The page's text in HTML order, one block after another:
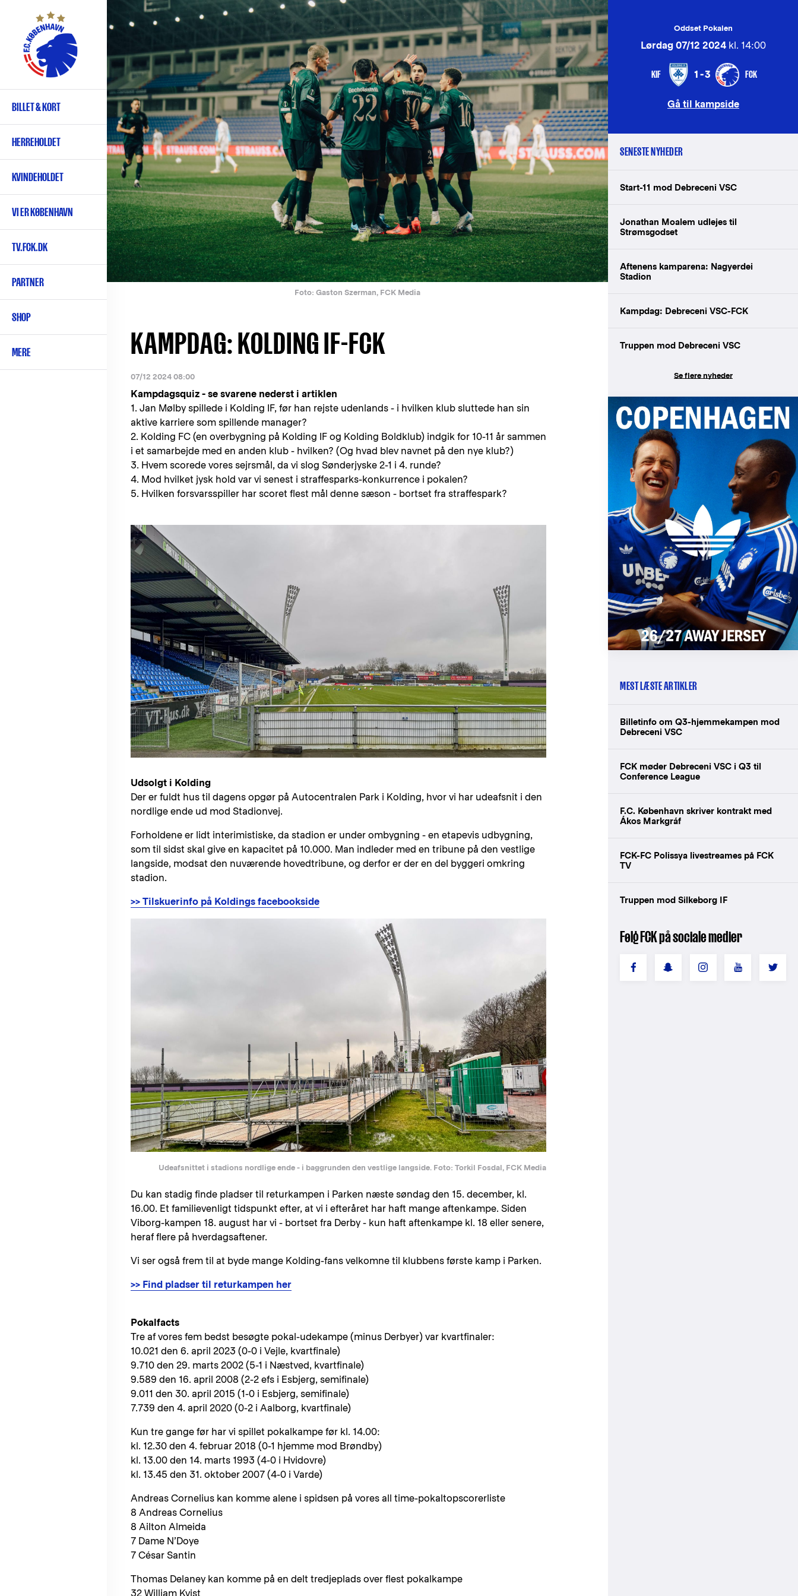
hovedindhold
Primær
navigation
BILLET & KORT
HERREHOLDET
KVINDEHOLDET
VI ER KØBENHAVN
TV.FCK.DK
PARTNER
SHOP
MERE
Foto: Gaston Szerman, FCK Media
KAMPDAG: KOLDING IF-FCK
07/12 2024 08:00
Kampdagsquiz - se svarene nederst i artiklen
1. Jan Mølby spillede i Kolding IF, før han rejste udenlands - i hvilken klub sluttede han sin
aktive karriere som spillende manager?
2. Kolding FC (en overbygning på Kolding IF og Kolding Boldklub) indgik for 10-11 år sammen
i et samarbejde med en anden klub - hvilken? (Og hvad blev navnet på den nye klub?)
3. Hvem scorede vores sejrsmål, da vi slog Sønderjyske 2-1 i 4. runde?
4. Mod hvilket jysk hold var vi senest i straffesparks-konkurrence i pokalen?
5. Hvilken forsvarsspiller har scoret flest mål denne sæson - bortset fra straffespark?
Udsolgt i Kolding
Der er fuldt hus til dagens opgør på Autocentralen Park i Kolding, hvor vi har udeafsnit i den
nordlige ende ud mod Stadionvej.
Forholdene er lidt interimistiske, da stadion er under ombygning - en etapevis udbygning,
som til sidst skal give en kapacitet på 10.000. Man indleder med en tribune på den vestlige
langside, modsat den nuværende hovedtribune, og derfor er der en del byggeri omkring
stadion.
>> Tilskuerinfo på Koldings facebookside
Udeafsnittet i stadions nordlige ende - i baggrunden den vestlige langside. Foto: Torkil Fosdal, FCK Media
Du kan stadig finde pladser til returkampen i Parken næste søndag den 15. december, kl.
16.00. Et familievenligt tidspunkt efter, at vi i efteråret har haft mange aftenkampe. Siden
Viborg-kampen 18. august har vi - bortset fra Derby - kun haft aftenkampe kl. 18 eller senere,
heraf flere på hverdagsaftener.
Vi ser også frem til at byde mange Kolding-fans velkomne til klubbens første kamp i Parken.
>> Find pladser til returkampen her
Pokalfacts
Tre af vores fem bedst besøgte pokal-udekampe (minus Derbyer) var kvartfinaler:
10.021 den 6. april 2023 (0-0 i Vejle, kvartfinale)
9.710 den 29. marts 2002 (5-1 i Næstved, kvartfinale)
9.589 den 16. april 2008 (2-2 efs i Esbjerg, semifinale)
9.011 den 30. april 2015 (1-0 i Esbjerg, semifinale)
7.739 den 4. april 2020 (0-2 i Aalborg, kvartfinale)
Kun tre gange før har vi spillet pokalkampe før kl. 14.00:
kl. 12.30 den 4. februar 2018 (0-1 hjemme mod Brøndby)
kl. 13.00 den 14. marts 1993 (4-0 i Hvidovre)
kl. 13.45 den 31. oktober 2007 (4-0 i Varde)
Andreas Cornelius kan komme alene i spidsen på vores all time-pokaltopscorerliste
8 Andreas Cornelius
8 Ailton Almeida
7 Dame N’Doye
7 César Santin
Thomas Delaney kan komme på en delt tredjeplads over flest pokalkampe
32 William Kvist
Oddset Pokalen
Lørdag 07/12 2024kl. 14:00
KIF 1-3 FCK
Gå til kampside
SENESTE NYHEDER
Start-11 mod Debreceni VSC
Jonathan Moalem udlejes til
Strømsgodset
Aftenens kamparena: Nagyerdei
Stadion
Kampdag: Debreceni VSC-FCK
Truppen mod Debreceni VSC
Se flere nyheder
MEST LÆSTE ARTIKLER
Billetinfo om Q3-hjemmekampen mod
Debreceni VSC
FCK møder Debreceni VSC i Q3 til
Conference League
F.C. København skriver kontrakt med
Ákos Markgráf
FCK-FC Polissya livestreames på FCK
TV
Truppen mod Silkeborg IF
Følg FCK på sociale medier